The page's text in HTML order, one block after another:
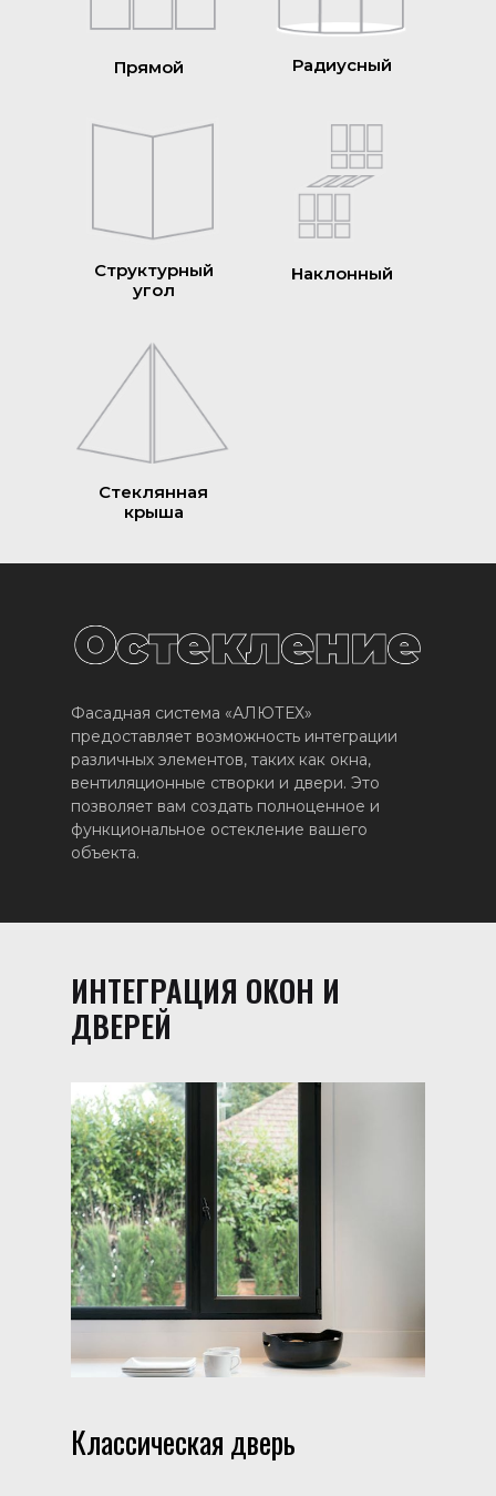
Структурный
угол
Наклонный
Стеклянная
крыша
Прямой Радиусный
Фасадная система «АЛЮТЕХ»
предоставляет возможность интеграции
различных элементов, таких как окна,
вентиляционные створки и двери. Это
позволяет вам создать полноценное и
функциональное остекление вашего
объекта.
ИНТЕГРАЦИЯ ОКОН И
ДВЕРЕЙ
Классическая дверь